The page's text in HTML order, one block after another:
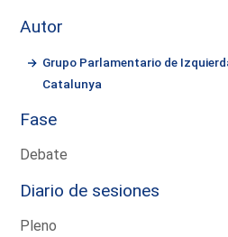
Autor
Grupo Parlamentario de
Catalunya
Fase
Debate
Diario de sesiones
Pleno